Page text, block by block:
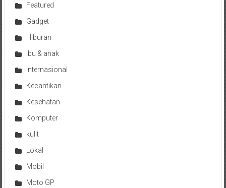
Featured
Gadget
Hiburan
Ibu & anak
Internasional
Kecantikan
Kesehatan
Komputer
kulit
Lokal
Mobil
Moto GP